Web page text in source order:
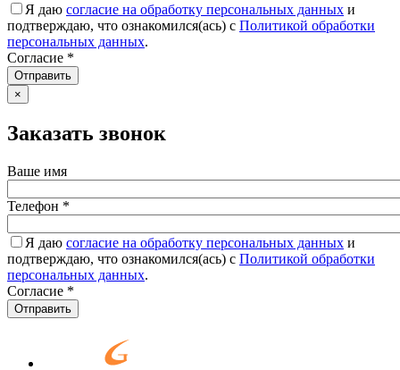
Я даю согласие на обработку персональных данных и
подтверждаю, что ознакомился(ась) с Политикой обработки
персональных данных.
Согласие *
Отправить
×
Заказать звонок
Ваше имя
Телефон *
Я даю согласие на обработку персональных данных и
подтверждаю, что ознакомился(ась) с Политикой обработки
персональных данных.
Согласие *
Отправить